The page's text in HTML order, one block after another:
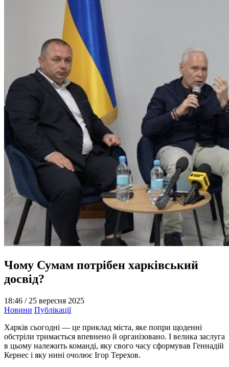
Чому Сумам потрібен харківський
досвід?
18:46 / 25 вересня 2025
Новини Публікації
Харків сьогодні — це приклад міста, яке попри щоденні
обстріли тримається впевнено й організовано. І велика заслуга
в цьому належить команді, яку свого часу сформував Геннадій
Кернес і яку нині очолює Ігор Терехов.